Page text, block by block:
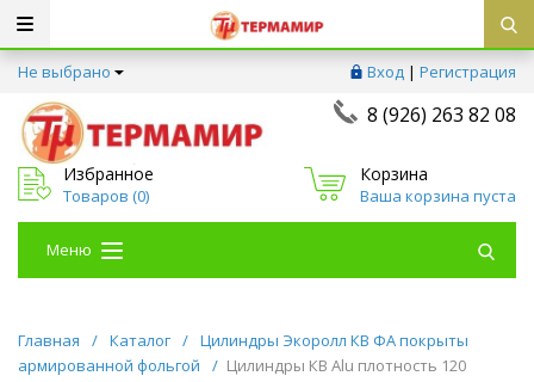
Не выбрано Вход | Регистрация
8 (926) 263 82 08
Избранное
Товаров (0)
Корзина
Ваша корзина пуста
Меню
Главная / Каталог / Цилиндры Экоролл КВ ФА покрыты
армированной фольгой
/ Цилиндры КВ Alu плотность 120